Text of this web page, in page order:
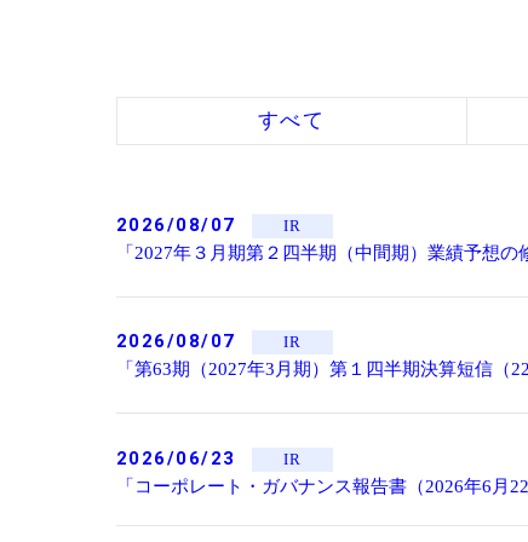
すべて
2026/08/07 IR
「2027年３月期第２四半期（中間期）業績予想
2026/08/07 IR
「第63期（2027年3月期）第１四半期決算短信（
2026/06/23 IR
「コーポレート・ガバナンス報告書（2026年6月